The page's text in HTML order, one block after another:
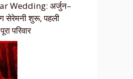
Wedding: अर्जुन–
सेरेमनी शुरू, पहली
परिवार